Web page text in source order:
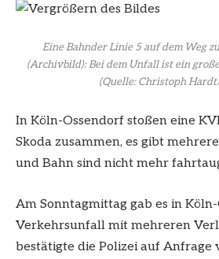
Eine Bahnder Linie 5 auf dem Weg
(Archivbild): Bei dem Unfall ist ein
(Quelle: Christoph
In Köln-Ossendorf stoßen eine
Skoda zusammen, es gibt
und Bahn sind nicht mehr
Am Sonntagmittag gab es in
Verkehrsunfall mit mehreren
bestätigte die Polizei auf Anfrage